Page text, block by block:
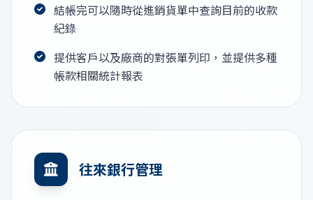
結帳完可以隨時從進銷貨單中查詢目前的收款
紀錄
提供客戶以及廠商的對張單列印，並提供多種
帳款相關統計報表
往來銀行管理